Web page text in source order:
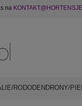
na
RODODENDRONY/